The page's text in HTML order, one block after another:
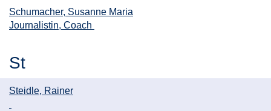
Schumacher, Susanne Maria
Journalistin, Coach
St
Steidle, Rainer